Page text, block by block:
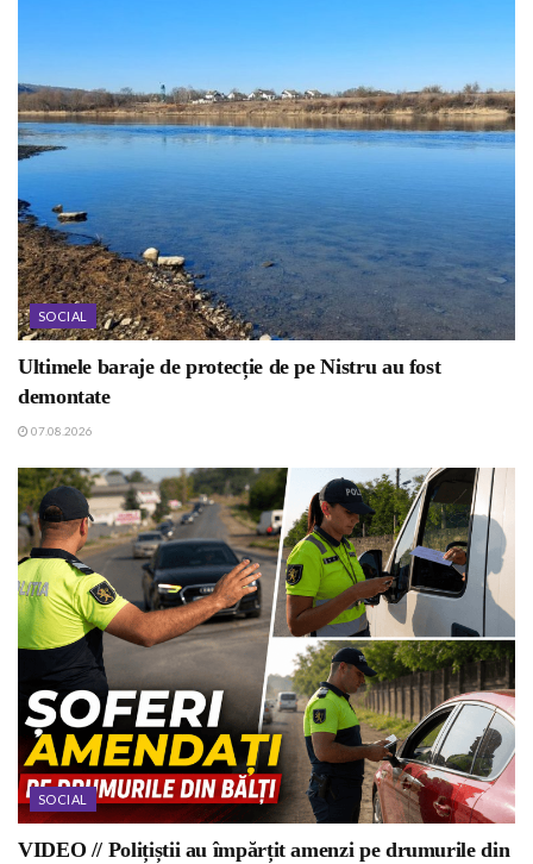
SOCIAL
Ultimele baraje de protecție de pe Nistru au fost
demontate
07.08.2026
SOCIAL
VIDEO // Polițiștii au împărțit amenzi pe drumurile din